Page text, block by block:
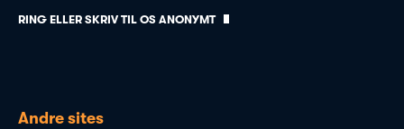
RING ELLER SKRIV TIL OS ANONYMT
Andre sites